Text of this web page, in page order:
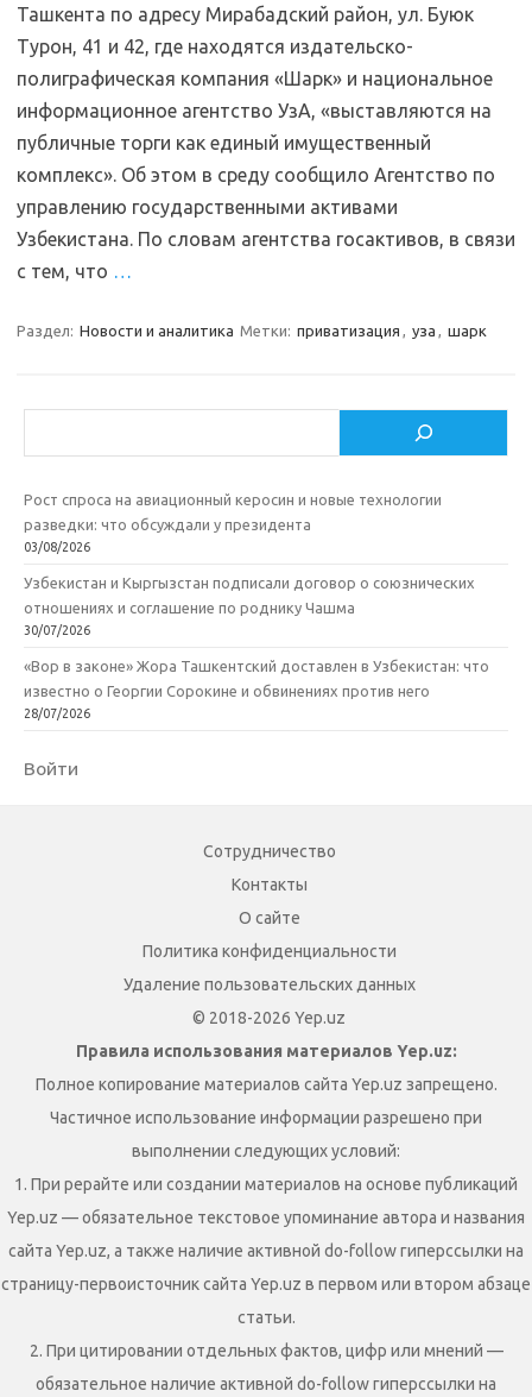
Ташкента по адресу Мирабадский район, ул. Буюк
Турон, 41 и 42, где находятся издательско-
полиграфическая компания «Шарк» и национальное
информационное агентство УзА, «выставляются на
публичные торги как единый имущественный
комплекс». Об этом в среду сообщило Агентство по
управлению государственными активами
Узбекистана. По словам агентства госактивов, в связи
с тем, что …
Раздел: Новости и аналитика Метки: приватизация , уза , шарк
Рост спроса на авиационный керосин и новые технологии
разведки: что обсуждали у президента
03/08/2026
Узбекистан и Кыргызстан подписали договор о союзнических
отношениях и соглашение по роднику Чашма
30/07/2026
«Вор в законе» Жора Ташкентский доставлен в Узбекистан: что
известно о Георгии Сорокине и обвинениях против него
28/07/2026
Войти
Сотрудничество
Контакты
О сайте
Политика конфиденциальности
Удаление пользовательских данных
© 2018-2026 Yep.uz
Правила использования материалов Yep.uz:
Полное копирование материалов сайта Yep.uz запрещено.
Частичное использование информации разрешено при
выполнении следующих условий:
1. При рерайте или создании материалов на основе публикаций
Yep.uz — обязательное текстовое упоминание автора и названия
сайта Yep.uz, а также наличие активной do-follow гиперссылки на
страницу-первоисточник сайта Yep.uz в первом или втором абзаце
статьи.
2. При цитировании отдельных фактов, цифр или мнений —
обязательное наличие активной do-follow гиперссылки на